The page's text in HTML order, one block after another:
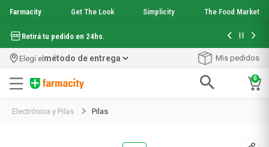
Farmacity Get The Look Simplicity The Food Market
Retirá tu pedido en 24hs. Hasta 6
Elegí elmétodo de entrega Mis pedidos
0
Electrónica y Pilas Pilas